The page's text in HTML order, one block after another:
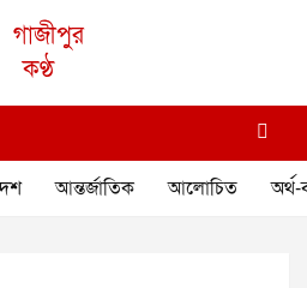
আন্তর্জাতিক আলোচিত অর্থ-